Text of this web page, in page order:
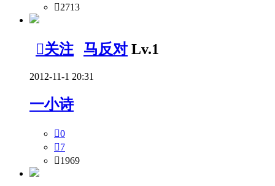
2713
关注 马反对 Lv.1
2012-11-1 20:31
一小诗
0
7
1969